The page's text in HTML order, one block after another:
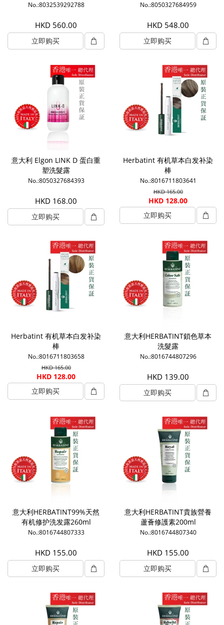
No.:8032539292788
HKD 560.00
立即购买
No.:8050327684959
HKD 548.00
立即购买
意大利 Elgon LINK D 蛋白重
塑洗髮露
No.:8050327684393
HKD 168.00
立即购买
Herbatint 有机草本白发补染
棒
No.:8016711803641
HKD 165.00
HKD 128.00
立即购买
Herbatint 有机草本白发补染
棒
No.:8016711803658
HKD 165.00
HKD 128.00
立即购买
意大利HERBATINT鎖色草本
洗髮露
No.:8016744807296
HKD 139.00
立即购买
意大利HERBATINT99%天然
有机修护洗发露260ml
No.:8016744807333
HKD 155.00
立即购买
意大利HERBATINT貴族營養
蘆薈修護素200ml
No.:8016744807340
HKD 155.00
立即购买